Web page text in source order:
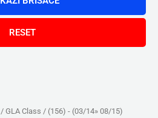
/ GLA Class / (156) - (03/14» 08/15)